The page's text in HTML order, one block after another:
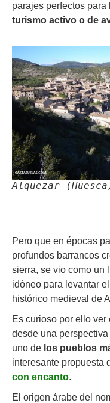
parajes perfectos para
turismo activo o de
Alquezar
Pero que en épocas
profundos barrancos
sierra, se vio como un
idóneo para levantar
histórico medieval de
Es curioso por ello
desde una
uno de los pueblos
interesante propuesta
con encanto.
El origen árabe del